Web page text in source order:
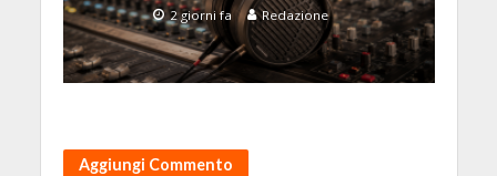
2 giorni fa Redazione
Aggiungi Commento